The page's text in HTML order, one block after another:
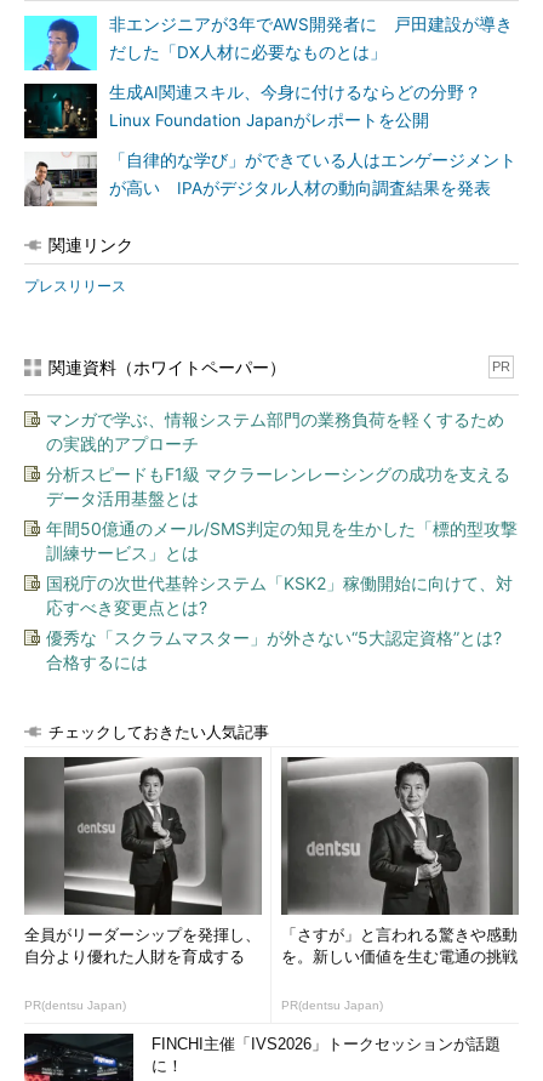
非エンジニアが3年でAWS開発者に 戸田建設が導き
だした「DX人材に必要なものとは」
生成AI関連スキル、今身に付けるならどの分野？
Linux Foundation Japanがレポートを公開
「自律的な学び」ができている人はエンゲージメント
が高い IPAがデジタル人材の動向調査結果を発表
関連リンク
プレスリリース
関連資料（ホワイトペーパー） PR
マンガで学ぶ、情報システム部門の業務負荷を軽くするため
の実践的アプローチ
分析スピードもF1級 マクラーレンレーシングの成功を支える
データ活用基盤とは
年間50億通のメール/SMS判定の知見を生かした「標的型攻撃
訓練サービス」とは
国税庁の次世代基幹システム「KSK2」稼働開始に向けて、対
応すべき変更点とは?
優秀な「スクラムマスター」が外さない“5大認定資格”とは?
合格するには
チェックしておきたい人気記事
全員がリーダーシップを発揮し、
自分より優れた人財を育成する
PR(dentsu Japan)
「さすが」と言われる驚きや感動
を。新しい価値を生む電通の挑戦
PR(dentsu Japan)
FINCHI主催「IVS2026」トークセッションが話題
に！